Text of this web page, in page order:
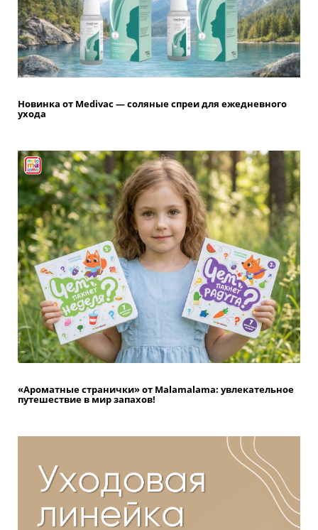
Новинка от Medivac — соляные спреи для ежедневного
ухода
«Ароматные странички» от Malamalama: увлекательное
путешествие в мир запахов!